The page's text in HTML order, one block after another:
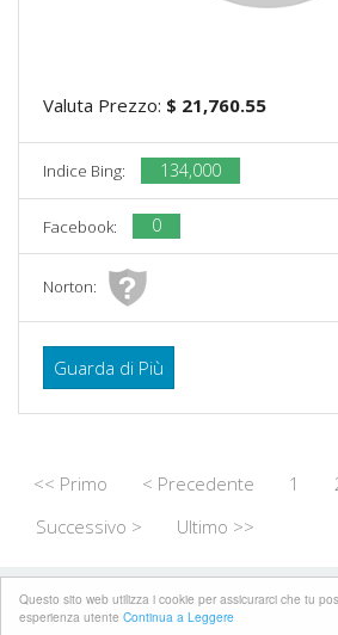
Questo sito web utilizza i cookie per assicurarci che tu
esperienza utente Continua a Leggere
Valuta Prezzo: $ 21,760.55
Indice Bing: 134,000
Facebook: 0
Norton:
Guarda di Più
<< Primo < Precedente 1
Successivo >
Ultimo >>
©~2024 GRUPO TRIDANDirectorios